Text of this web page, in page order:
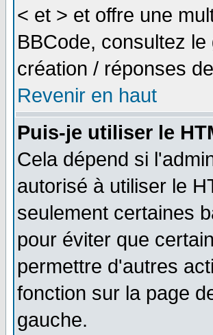
< et > et offre une
BBCode, consultez
création / réponses
Revenir en haut
Puis-je utiliser le
Cela dépend si
autorisé à utiliser le
seulement certaines
pour éviter que
permettre d'autres
fonction sur la page
gauche.